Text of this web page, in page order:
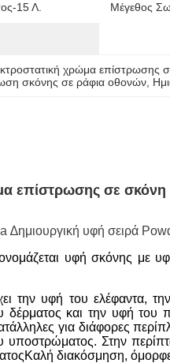
15 Λ. Μέγεθος
χρώμα επίστρωσης
σκόνης σε ράφια οθονών
επίστρωσης σε
∆ημιουργική υφή σειρά
υφή σκόνης με
την υφή του ελέφαντα,
και την υφή του
για διάφορες
υποστρώματος. Στην
διακόσμηση,